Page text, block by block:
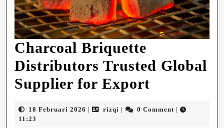
Charcoal Briquette
Distributors Trusted Global
Supplier for Export
18 Februari 2026 18
rizqi rizqi 0 Comment
11:23